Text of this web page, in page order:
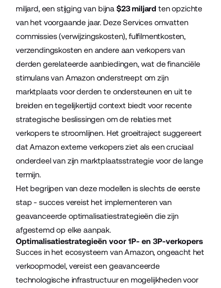
miljard, een stijging van bijna $23 miljard ten opzichte
van het voorgaande jaar. Deze Services omvatten
commissies (verwijzingskosten), fulfilmentkosten,
verzendingskosten en andere aan verkopers van
derden gerelateerde aanbiedingen, wat de financiële
stimulans van Amazon onderstreept om zijn
marktplaats voor derden te ondersteunen en uit te
breiden en tegelijkertijd context biedt voor recente
strategische beslissingen om de relaties met
verkopers te stroomlijnen. Het groeitraject suggereert
dat Amazon externe verkopers ziet als een cruciaal
onderdeel van zijn marktplaatsstrategie voor de lange
termijn.
Het begrijpen van deze modellen is slechts de eerste
stap - succes vereist het implementeren van
geavanceerde optimalisatiestrategieën die zijn
afgestemd op elke aanpak.
Optimalisatiestrategieën voor 1P- en 3P-verkopers
Succes in het ecosysteem van Amazon, ongeacht het
verkoopmodel, vereist een geavanceerde
technologische infrastructuur en mogelijkheden voor